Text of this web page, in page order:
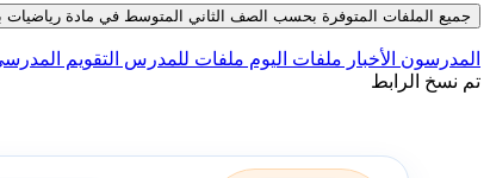
جميع الملفات المتوفرة بحسب الصف الثاني المتوسط في مادة رياضيات
المدرسون الأخبار ملفات اليوم ملفات للمدرس التقويم
تم نسخ الرابط